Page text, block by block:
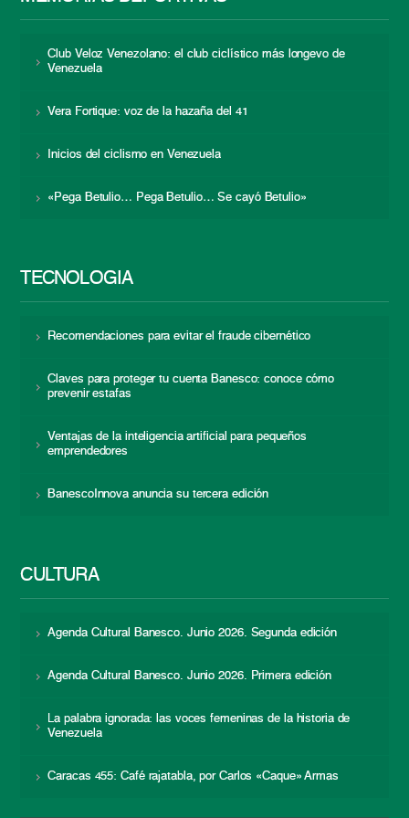
Club Veloz Venezolano: el club ciclístico más longevo de
Venezuela
Vera Fortique: voz de la hazaña del 41
Inicios del ciclismo en Venezuela
«Pega Betulio… Pega Betulio… Se cayó Betulio»
TECNOLOGÍA
Recomendaciones para evitar el fraude cibernético
Claves para proteger tu cuenta Banesco: conoce cómo
prevenir estafas
Ventajas de la inteligencia artificial para pequeños
emprendedores
BanescoInnova anuncia su tercera edición
CULTURA
Agenda Cultural Banesco. Junio 2026. Segunda edición
Agenda Cultural Banesco. Junio 2026. Primera edición
La palabra ignorada: las voces femeninas de la historia de
Venezuela
Caracas 455: Café rajatabla, por Carlos «Caque» Armas